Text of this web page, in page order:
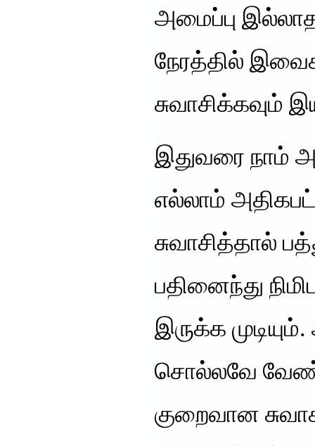
அமைப்பு
நேரத்தில்
சுவாசிக்கவும்
இதுவரை நாம்
எல்லாம்
சுவாசித்தால்
பதினைந்து
இருக்க
சொல்லவே
குறைவான